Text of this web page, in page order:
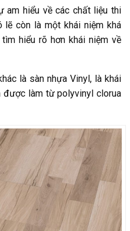
am hiểu về các chất liệu thi
còn là một khái niệm khá
hiểu rõ hơn khái niệm về
là sàn nhựa Vinyl, là khái
được làm từ polyvinyl clorua